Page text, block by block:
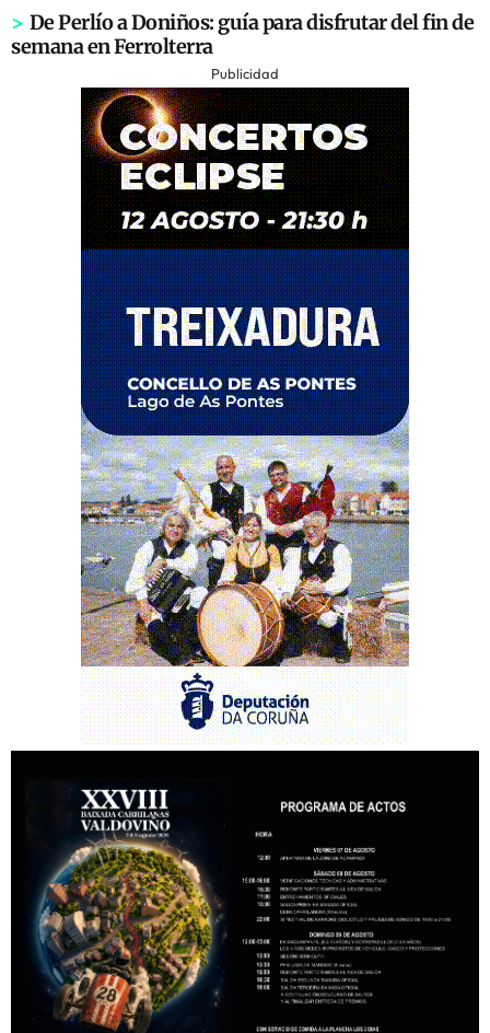
> De Perlío a Doniños: guía para disfrutar del fin de
semana en Ferrolterra
Publicidad